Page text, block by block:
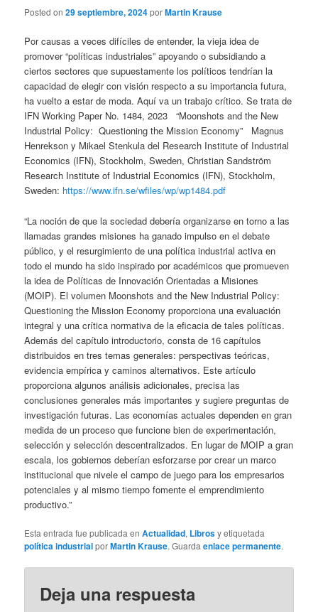
Posted on29 septiembre, 2024porMartin Krause
Por causas a veces difíciles de entender, la vieja idea de
promover “políticas industriales” apoyando o subsidiando a
ciertos sectores que supuestamente los políticos tendrían la
capacidad de elegir con visión respecto a su importancia futura,
ha vuelto a estar de moda. Aquí va un trabajo crítico. Se trata de
IFN Working Paper No. 1484, 2023 “Moonshots and the New
Industrial Policy: Questioning the Mission Economy” Magnus
Henrekson y Mikael Stenkula del Research Institute of Industrial
Economics (IFN), Stockholm, Sweden, Christian Sandström
Research Institute of Industrial Economics (IFN), Stockholm,
Sweden: https://www.ifn.se/wfiles/wp/wp1484.pdf
“La noción de que la sociedad debería organizarse en torno a las
llamadas grandes misiones ha ganado impulso en el debate
público, y el resurgimiento de una política industrial activa en
todo el mundo ha sido inspirado por académicos que promueven
la idea de Políticas de Innovación Orientadas a Misiones
(MOIP). El volumen Moonshots and the New Industrial Policy:
Questioning the Mission Economy proporciona una evaluación
integral y una crítica normativa de la eficacia de tales políticas.
Además del capítulo introductorio, consta de 16 capítulos
distribuidos en tres temas generales: perspectivas teóricas,
evidencia empírica y caminos alternativos. Este artículo
proporciona algunos análisis adicionales, precisa las
conclusiones generales más importantes y sugiere preguntas de
investigación futuras. Las economías actuales dependen en gran
medida de un proceso que funcione bien de experimentación,
selección y selección descentralizados. En lugar de MOIP a gran
escala, los gobiernos deberían esforzarse por crear un marco
institucional que nivele el campo de juego para los empresarios
potenciales y al mismo tiempo fomente el emprendimiento
productivo.”
Esta entrada fue publicada enActualidad, Librosy etiquetada
política industrialporMartin Krause. Guardaenlace permanente.
Deja una respuesta